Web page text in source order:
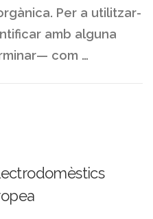
Per a utilitzar-
amb alguna
com …